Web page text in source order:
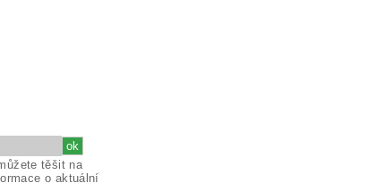
těšit na
o aktuální